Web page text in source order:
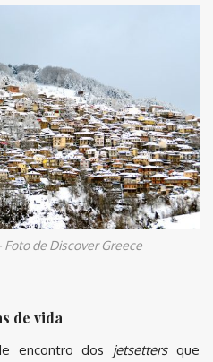
de Discover Greece
de vida
encontro dos jetsettersque